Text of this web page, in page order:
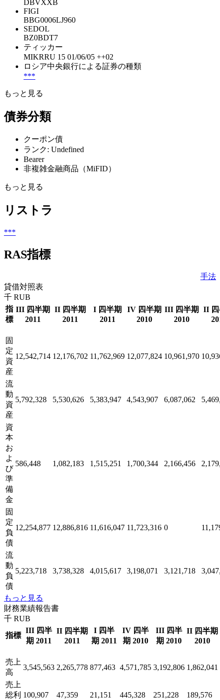
DBVXXB
FIGI
BBG0006LJ960
SEDOL
BZ0BDT7
ティッカー
MIKRRU 15 01/06/05 ++02
ロシア中央銀行による証券の種類
***
もっと見る
債券分類
クーポン債
ランク: Undefined
Bearer
非複雑金融商品（MiFID）
もっと見る
リストラ
***
RAS指標
手法
貸借対照表
千 RUB
指
標
III 四半期
2011
II 四半期
2011
I 四半期
2011
IV 四半期
2010
III 四半期
2010
II 四
固
定
資
産
12,542,714 12,176,702 11,762,969 12,077,824 10,961,970
流
動
資
産
5,792,328 5,530,626 5,383,947 4,543,907 6,087,062
資
本
お
よ
び
準
備
金
586,448 1,082,183 1,515,251 1,700,344 2,166,456
固
定
負
債
12,254,877 12,886,816 11,616,047 11,723,316 0
流
動
負
債
5,223,718 3,738,328 4,015,617 3,198,071 3,121,718
もっと見る
財務業績報告書
千 RUB
指標
III 四半
期 2011
II 四半期
2011
I 四半
期 2011
IV 四半
期 2010
III 四半
期 2010
II 四半期
2010
売上
高
3,545,563 2,265,778 877,463 4,571,785 3,192,806 1,862,041
売上
総利 100,907 47,359 21,151 445,328 251,228 189,576